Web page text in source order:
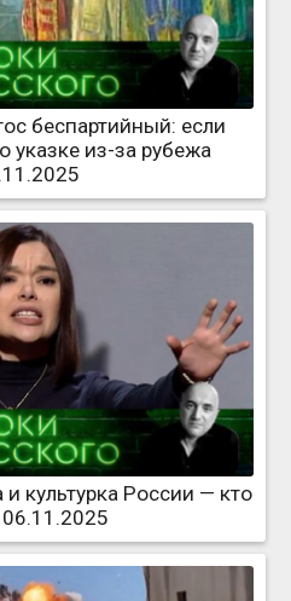
беспартийный: если
указке из-за рубежа
культурка России — кто
06.11.2025